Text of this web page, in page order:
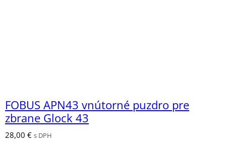
FOBUS APN43 vnútorné puzdro pre
zbrane Glock 43
28,00 € s DPH